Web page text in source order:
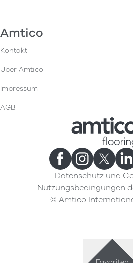
Amtico
Kontakt
Über Amtico
Impressum
AGB
Datenschutz und
Nutzungsbedingungen
© Amtico